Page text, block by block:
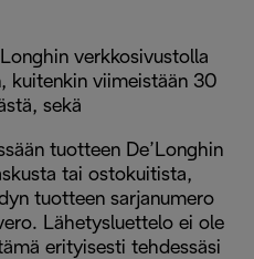
verkkosivustolla
kuitenkin viimeistään 30
sekä
tuotteen De’Longhin
tai ostokuitista,
tuotteen sarjanumero
Lähetysluettelo ei ole
erityisesti tehdessäsi